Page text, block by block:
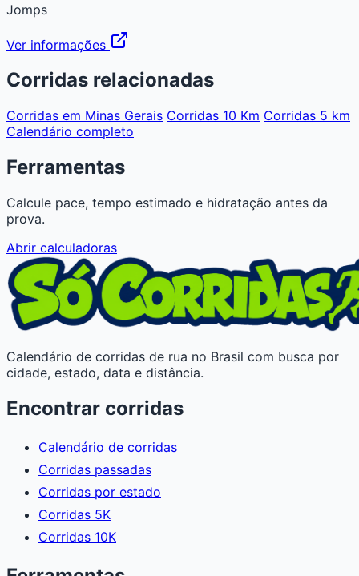
Jomps
Ver informações
Corridas relacionadas
Corridas em Minas Gerais Corridas 10 Km Corridas 5 km
Calendário completo
Ferramentas
Calcule pace, tempo estimado e hidratação antes da
prova.
Abrir calculadoras
Calendário de corridas de rua no Brasil com busca por
cidade, estado, data e distância.
Encontrar corridas
Calendário de corridas
Corridas passadas
Corridas por estado
Corridas 5K
Corridas 10K